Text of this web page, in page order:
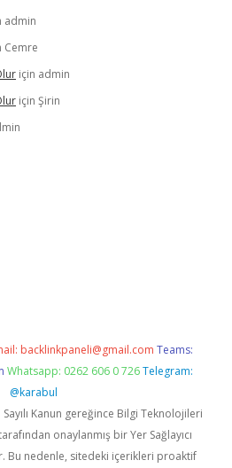
admin
Cemre
için admin
için Şirin
backlinkpaneli@gmail.com Teams:
Whatsapp: 0262 606 0 726 Telegram:
@karabul
Kanun gereğince Bilgi Teknolojileri
onaylanmış bir Yer Sağlayıcı
Bu nedenle, sitedeki içerikleri proaktif